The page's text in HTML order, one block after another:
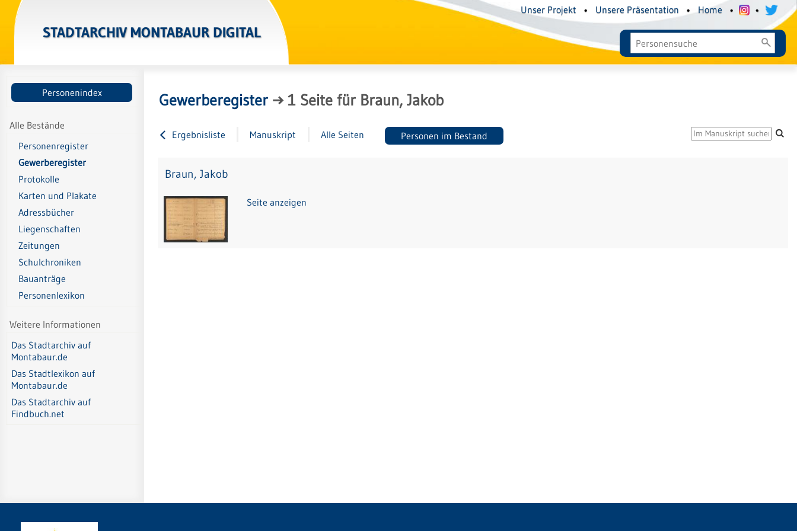
STADTARCHIV MONTABAUR DIGITAL
Unser Projekt • Unsere Präsentation • Home • •
Personenindex
Alle Bestände
Personenregister
Gewerberegister
Protokolle
Karten und Plakate
Adressbücher
Liegenschaften
Zeitungen
Schulchroniken
Bauanträge
Personenlexikon
Weitere Informationen
Das Stadtarchiv auf
Montabaur.de
Das Stadtlexikon auf
Montabaur.de
Das Stadtarchiv auf
Findbuch.net
Gewerberegister→1 Seite für Braun, Jakob
Ergebnisliste Manuskript Alle Seiten Personen im Bestand
Braun, Jakob
Seite anzeigen